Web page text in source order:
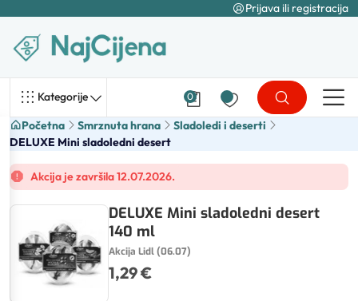
Prijava ili registracija
Kategorije 0
Početna Smrznuta hrana
Sladoledi i deserti
DELUXE Mini sladoledni desert
Akcija je završila 12.07.2026.
DELUXE Mini sladoledni desert
140 ml
Akcija Lidl (06.07)
1,29 €